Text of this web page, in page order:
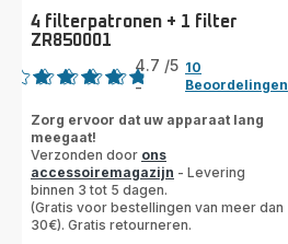
4 filterpatronen + 1 filter
ZR850001
Beoordeling
4.7 /5
-
10
Beoordelingen
Zorg ervoor dat uw apparaat lang
meegaat!
Verzonden door ons
accessoiremagazijn - Levering
binnen 3 tot 5 dagen.
(Gratis voor bestellingen van meer dan
30€). Gratis retourneren.